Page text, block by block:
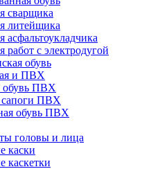
сварщика
литейщика
асфальтоукладчика
работ с электродугой
обувь
и ПВХ
обувь ПВХ
ПВХ
обувь ПВХ
головы и лица
каски
каскетки